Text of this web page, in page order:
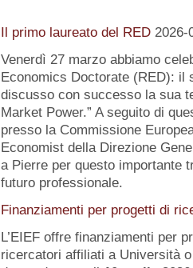
Il primo laureato del RED 2026-
Venerdì 27 marzo abbiamo
Economics Doctorate (RED): il
discusso con successo la sua
Market Power.” A seguito di
presso la Commissione
Economist della Direzione
a Pierre per questo importante
futuro professionale.
Finanziamenti per progetti di
L’EIEF offre finanziamenti per
ricercatori affiliati a Università